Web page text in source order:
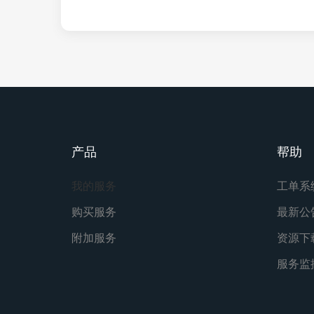
产品
我的服务
购买服务
附加服务
帮助
工单系
最新公
资源下
服务监